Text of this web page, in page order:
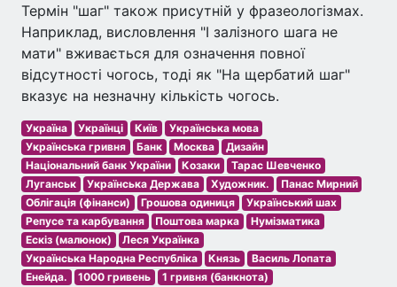
Термін "шаг" також присутній у фразеологізмах.
Наприклад, висловлення "І залізного шага не
мати" вживається для означення повної
відсутності чогось, тоді як "На щербатий шаг"
вказує на незначну кількість чогось.
Україна Українці Київ
Українська мова
Українська гривня
Банк Москва
Дизайн
Національний банк України
Козаки
Тарас Шевченко
Луганськ
Українська Держава Художник.
Панас Мирний
Облігація (фінанси)
Грошова одиниця
Український шах
Репусе та карбування
Поштова марка
Нумізматика
Ескіз (малюнок)
Леся Українка
Українська Народна Республіка
Князь
Василь Лопата
Енейда.
1000 гривень
1 гривня (банкнота)